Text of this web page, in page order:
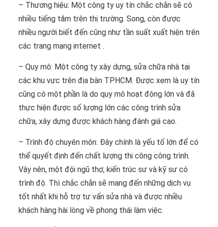
– Thương hiệu: Một công ty uy tín chắc chắn sẽ có
nhiều tiếng tăm trên thị trường. Song, còn được
nhiều người biết đến cũng như tần suất xuất hiện trên
các trang mạng internet .
– Quy mô: Một công ty xây dựng, sửa chữa nhà tại
các khu vực trên địa bàn TPHCM. Được xem là uy tín
cũng có một phần là do quy mô hoạt động lớn và đã
thực hiện được số lượng lớn các công trình sửa
chữa, xây dựng được khách hàng đánh giá cao.
– Trình độ chuyên môn: Đây chính là yếu tố lớn để có
thể quyết định đến chất lượng thi công công trình.
Vậy nên, một đội ngũ thợ, kiến trúc sư và kỹ sư có
trình độ. Thì chắc chắn sẽ mang đến những dịch vụ
tốt nhất khi hỗ trợ tư vấn sửa nhà và được nhiều
khách hàng hài lòng về phong thái làm việc.